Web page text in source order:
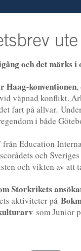
och det märks i
konventionen,
väpnad konflikt.
fart på allvar.
i både
från Education
och
och vikten av att
Storkrikets
aktiviteter på
som Junior